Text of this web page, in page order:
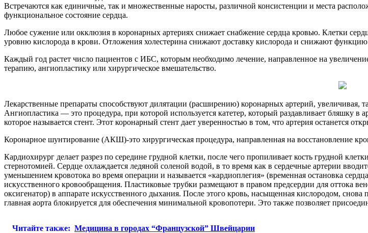
Встречаются как единичные, так и множественные наросты, различной консистенции и места
функциональное состояние сердца.
Любое сужение или окклюзия в коронарных артериях снижает снабжение сердца кровью. Клетки
уровню кислорода в крови. Отложения холестерина снижают доставку кислорода и снижают
Каждый год растет число пациентов с ИБС, которым необходимо лечение, направленное на
терапию, ангиопластику или хирургическое вмешательство.
Лекарственные препараты способствуют дилятации (расширению) коронарных артерий, увеличивая,
Ангиопластика — это процедура, при которой используется катетер, который раздавливает бляшку
которое называется стент. Этот коронарный стент дает уверенностью в том, что артерия останется
Коронарное шунтирование (АКШ)-это хирургическая процедура, направленная на восстановление
Кардиохирург делает разрез по середине грудной клетки, после чего пропиливает кость грудной
стернотомией. Сердце охлаждается ледяной соленой водой, в то время как в сердечные артерии
уменьшением кровотока во время операции и называется «кардиоплегия» (временная остановка
искусственного кровообращения. Пластиковые трубки размещают в правом предсердии для оттока
оксигенатор) в аппарате искусственного дыхания. После этого кровь, насыщенная кислородом,
главная аорта блокируется для обеспечения минимальной кровопотери. Это также позволяет
Читайте также: Медицина в городах “Французской” Швейцарии